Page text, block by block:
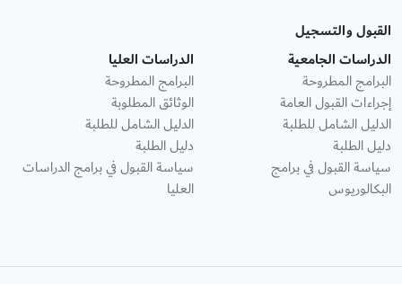
القبول والتسجيل
الدراسات الجامعية
البرامج المطروحة
إجراءات القبول العامة
الدليل الشامل للطلبة
دليل الطلبة
سياسة القبول في برامج
البكالوريوس
الدراسات العليا
البرامج المطروحة
الوثائق المطلوبة
الدليل الشامل للطلبة
دليل الطلبة
سياسة القبول في برامج الدراسات
العليا